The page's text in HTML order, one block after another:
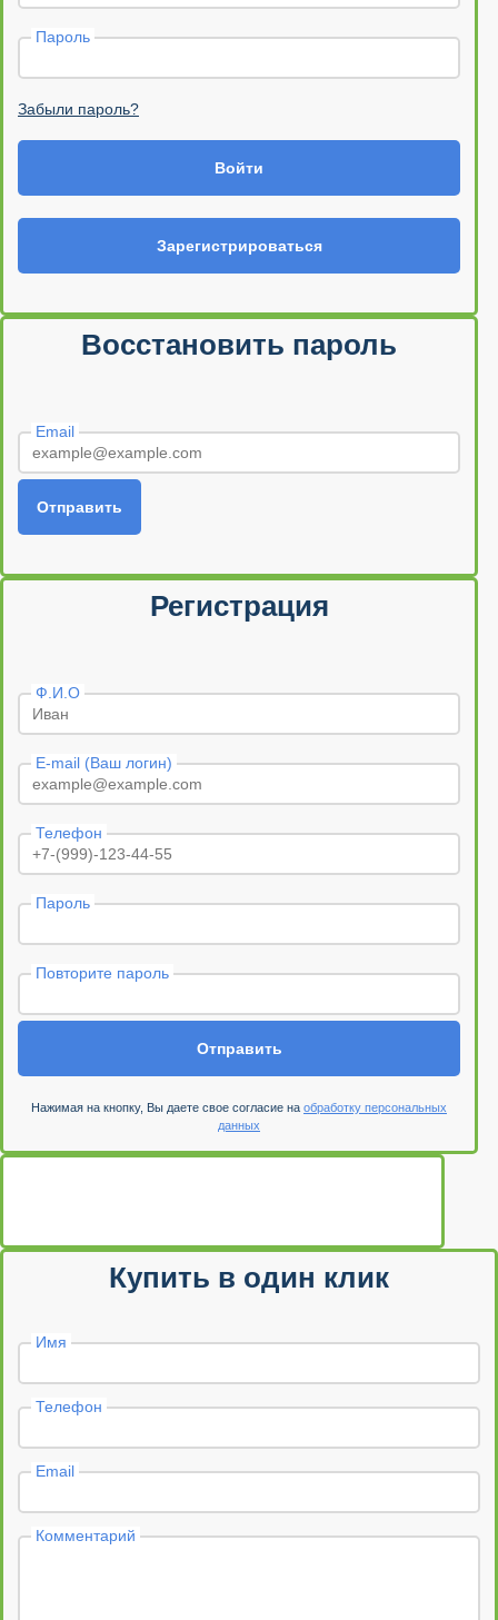
Пароль
Забыли пароль?
Войти
Зарегистрироваться
Восстановить пароль
Email
Отправить
Регистрация
Ф.И.О
E-mail (Ваш логин)
Телефон
Пароль
Повторите пароль
Отправить
Нажимая на кнопку, Вы даете свое согласие на обработку персональных
данных
Купить в один клик
Имя
Телефон
Email
Комментарий